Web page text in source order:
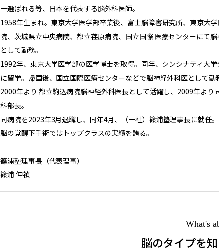
一選ばれる等、日本を代表する脳外科医師。
1958年生まれ。東京大学医学部卒業後、富士脳障害研究所、東京大
院、茨城県立中央病院、都立荏原病院、国立国際 医療センターにて
として勤務。
1992年、東京大学医学部の医学博士を取得。同年、シンシナティ大
に留学。帰国後、国立国際医療センターなどで脳神経外科医として勤
2000年より 都立駒込病院脳神経外科医長として活躍し、2009年より
科部長。
同病院を2023年3月退職し、同年4月、（一社）篠浦塾理事長に就任。
脳の覚醒下手術ではトップクラスの実績を誇る。
篠浦塾理事長（代表理事）
篠浦 伸禎
What's
脳のタイプを